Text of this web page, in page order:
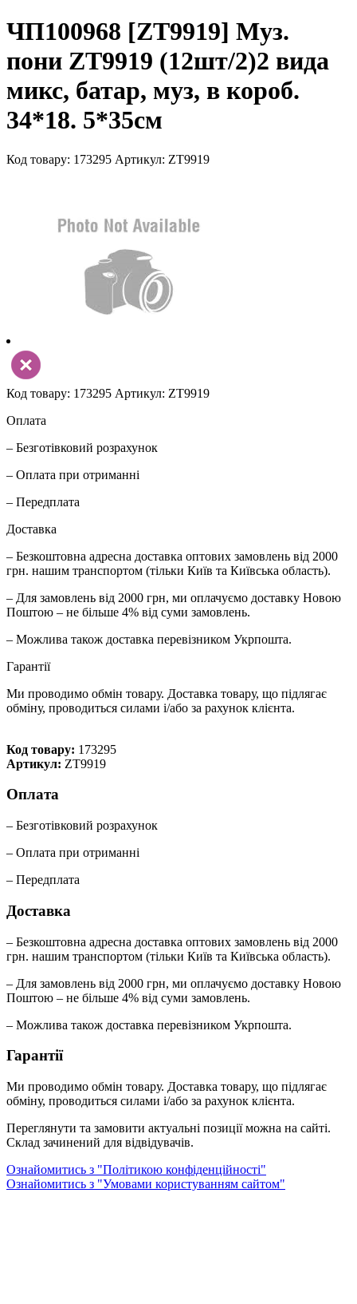
ЧП100968 [ZT9919] Муз.
пони ZT9919 (12шт/2)2 вида
микс, батар, муз, в короб.
34*18. 5*35см
Код товару: 173295 Артикул: ZT9919
Код товару: 173295 Артикул: ZT9919
Оплата
– Безготівковий розрахунок
– Оплата при отриманні
– Передплата
Доставка
– Безкоштовна адресна доставка оптових замовлень від 2000
грн. нашим транспортом (тільки Київ та Київська область).
– Для замовлень від 2000 грн, ми оплачуємо доставку Новою
Поштою – не більше 4% від суми замовлень.
– Можлива також доставка перевізником Укрпошта.
Гарантії
Ми проводимо обмін товару. Доставка товару, що підлягає
обміну, проводиться силами і/або за рахунок клієнта.
Код товару: 173295
Артикул: ZT9919
Оплата
– Безготівковий розрахунок
– Оплата при отриманні
– Передплата
Доставка
– Безкоштовна адресна доставка оптових замовлень від 2000
грн. нашим транспортом (тільки Київ та Київська область).
– Для замовлень від 2000 грн, ми оплачуємо доставку Новою
Поштою – не більше 4% від суми замовлень.
– Можлива також доставка перевізником Укрпошта.
Гарантії
Ми проводимо обмін товару. Доставка товару, що підлягає
обміну, проводиться силами і/або за рахунок клієнта.
Переглянути та замовити актуальні позиції можна на сайті.
Склад зачинений для відвідувачів.
Ознайомитись з "Політикою конфіденційності"
Ознайомитись з "Умовами користуванням сайтом"